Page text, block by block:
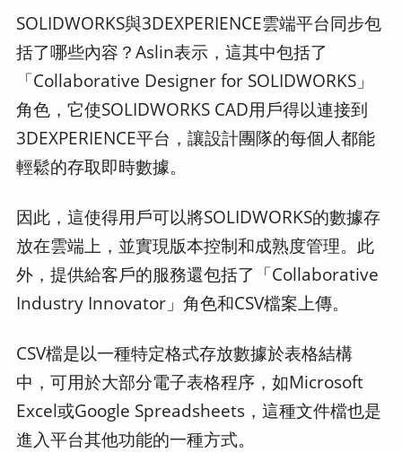
SOLIDWORKS與3DEXPERIENCE雲端平台同步包
括了哪些內容？Aslin表示，這其中包括了
「Collaborative Designer for SOLIDWORKS」
角色，它使SOLIDWORKS CAD用戶得以連接到
3DEXPERIENCE平台，讓設計團隊的每個人都能
輕鬆的存取即時數據。
因此，這使得用戶可以將SOLIDWORKS的數據存
放在雲端上，並實現版本控制和成熟度管理。此
外，提供給客戶的服務還包括了「Collaborative
Industry Innovator」角色和CSV檔案上傳。
CSV檔是以一種特定格式存放數據於表格結構
中，可用於大部分電子表格程序，如Microsoft
Excel或Google Spreadsheets，這種文件檔也是
進入平台其他功能的一種方式。